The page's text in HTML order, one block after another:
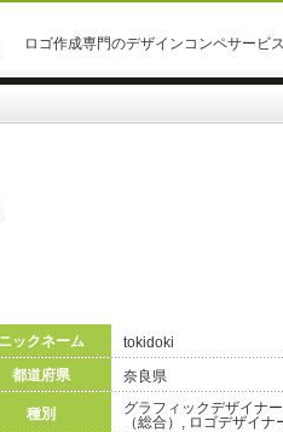
ロゴ作成専門のデザインコンペサービス
ニックネーム
tokidoki
都道府県
奈良県
種別
グラフィックデザイナ
（総合）, ロゴデザイナ